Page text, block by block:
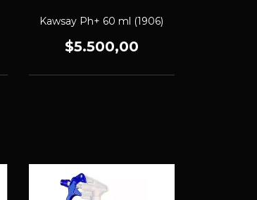
Kawsay Ph+ 60 ml (1906)
$5.500,00